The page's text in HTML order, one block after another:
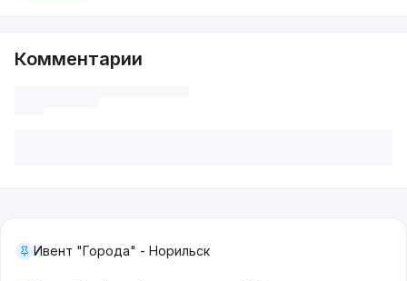
Комментарии
Ивент "Города" - Норильск